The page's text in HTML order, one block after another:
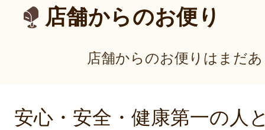
店舗からのお便り
店舗からのお便りはまだ
安心・安全・健康第一の人